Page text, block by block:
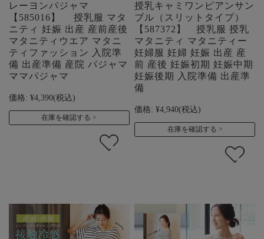
レーヨンパジャマ
【585016】 授乳服 マタ
ニティ 妊娠 出産 産前産後
マタニティウエア マタニ
ティファッション 入院準
備 出産準備 産院 パジャマ
ママパジャマ
価格: ¥4,390(税込)
在庫を確認する
授乳キャミワンピアンサン
ブル（スリットタイプ）
【587372】 授乳服 授乳
マタニティ マタニティー
妊婦服 妊婦 妊娠 出産 産
前 産後 妊娠初期 妊娠中期
妊娠後期 入院準備 出産準
備
価格: ¥4,940(税込)
在庫を確認する